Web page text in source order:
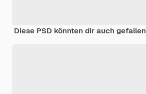
Diese PSD könnten dir auch gefallen